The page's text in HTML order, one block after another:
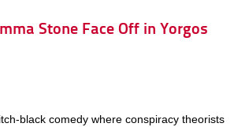
Stone Face Off in Yorgos
black comedy where conspiracy theorists